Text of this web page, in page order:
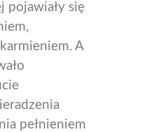
pojawiały się
A
pełnieniem